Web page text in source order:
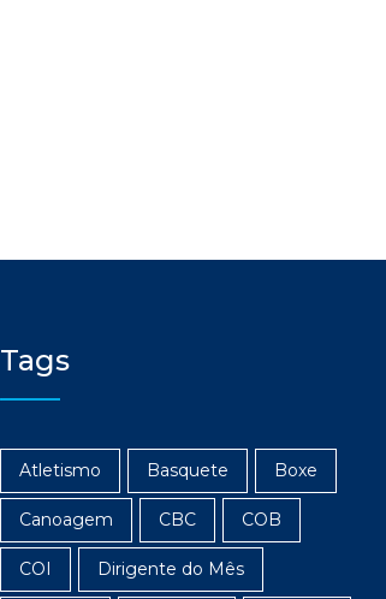
Tags
Atletismo Basquete Boxe
Canoagem CBC COB
COI Dirigente do Mês